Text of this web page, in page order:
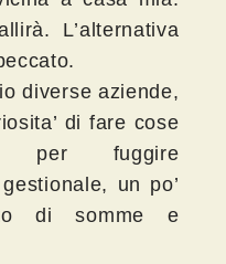
L’alternativa
diverse aziende,
di fare cose
per fuggire
un po’
di somme e